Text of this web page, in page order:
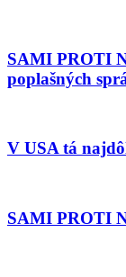
SAMI PROTI
poplašných
V USA tá
SAMI PROTI